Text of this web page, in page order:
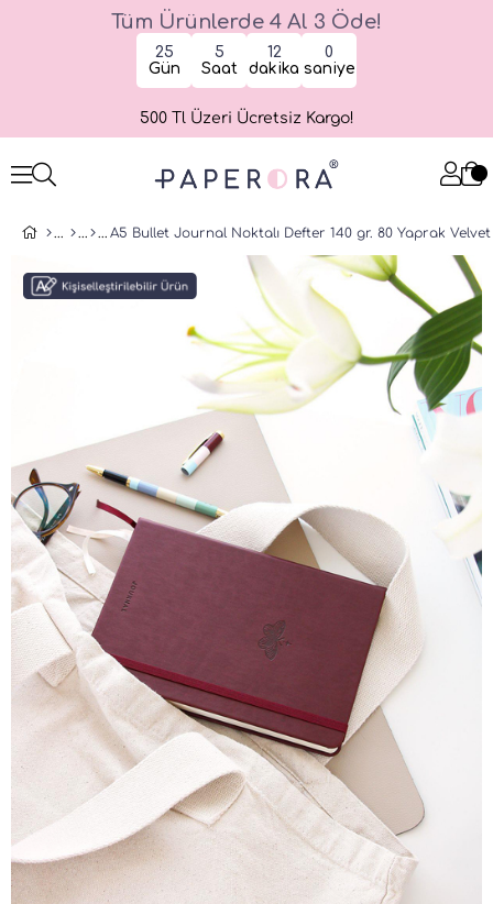
Tüm Ürünlerde 4 Al 3 Öde!
25
Gün
5
Saat
12
dakika
0
saniye
500 Tl Üzeri Ücretsiz Kargo!
A5 Bullet Journal Noktalı Defter 140 gr. 80 Yaprak